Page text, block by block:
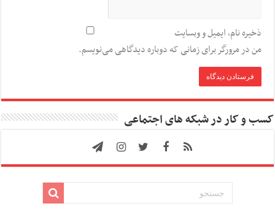
ذخیره نام، ایمیل و وبسایت
من در مرورگر برای زمانی که دوباره دیدگاهی می‌نویسم.
کسب و کار در شبکه های اجتماعی